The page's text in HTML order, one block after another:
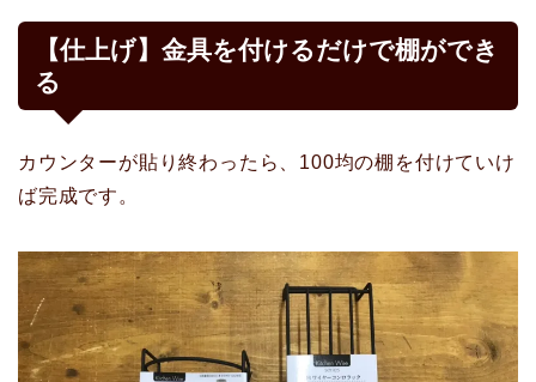
【仕上げ】金具を付けるだけで棚ができ
る
カウンターが貼り終わったら、100均の棚を付けていけ
ば完成です。